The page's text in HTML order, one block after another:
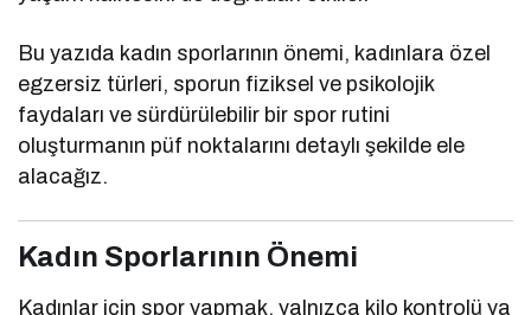
Bu yazıda kadın sporlarının önemi, kadınlara özel
egzersiz türleri, sporun fiziksel ve psikolojik
faydaları ve sürdürülebilir bir spor rutini
oluşturmanın püf noktalarını detaylı şekilde ele
alacağız.
Kadın Sporlarının Önemi
Kadınlar için spor yapmak, yalnızca kilo kontrolü ya